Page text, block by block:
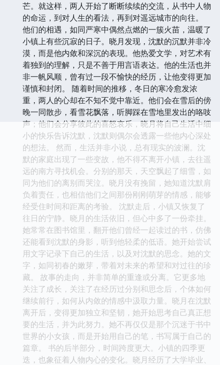
芒。就这样，两人开始了断断续续的交流，从书中人物
的命运，到对人生的看法，再到对遥远城市的向往。
他们的相遇，如同严寒中偶然点燃的一簇火苗，温暖了
小镇上有些沉寂的日子。晓月发现，沈默的沉默并非冷
漠，而是他内敛和深沉的表现。他热爱文学，对艺术有
着独到的理解，只是不善于用言语表达。他的生活也并
非一帆风顺，曾有过一段不愉快的经历，让他变得更加
谨慎和封闭。 随着时间的推移，冬日的寒冷愈发浓
重，两人的心却在不知不觉中靠近。他们会在雪后的傍
晚一同散步，看雪花飘落，听脚踩在雪地里发出的咯吱
声；他们会分享彼此的喜怒哀乐，晓月将自己生活中细
小的快乐告诉沈默，沈默则偶尔会透露一些他内心深处
的想法。 然而，生活并非小说，总有现实的波澜。沈
默的家庭出现了一些变故，他不得不离开小镇，去往遥
远的南方寻找机会。分别的那天，天空飘起了细雪，如
同为他们的离别而哭泣。晓月没有挽留，她知道沈默肩
负着责任，也相信他们之间那份刚刚萌芽的情感，能够
经受住时间和距离的考验。 沈默走后，小镇又恢复了
往日的宁静。晓月的生活依旧，但心中多了一份牵挂。
她常常在图书馆里，翻开他们曾经一起读过的书，仿佛
还能看到沈默的身影，听到他轻柔的低语。她开始尝试
用文字记录下自己的生活，以及对沈默的思念。她的文
字，如同初春的嫩芽，带着对未来的希望和对过往的珍
藏。 故事的走向，并非简单的重逢或分离。它更多地
关注了成长，关注了在经历过分别和思念后，个体如何
继续前行，如何从内敛的情感中汲取力量。晓月在沈默
离开后，变得更加独立和坚韧，她开始思考自己真正想
要的生活，并为此努力。她不再仅仅是那个沉迷于书中
世界的小女孩，而是开始用自己的笔，书写属于自己的
篇章。 书的后半部分，时间跨度更大。小镇的四季更
迭，也象征着人物内心的变化。晓月经历了大学毕业、